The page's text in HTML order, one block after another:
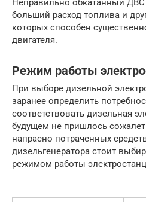
Неправильно обкатанный
больший расход топлива и
которых способен
двигателя.
Режим работы
При выборе дизельной
заранее определить
соответствовать дизельная
будущем не пришлось
напрасно потраченных
дизельгенератора стоит
режимом работы